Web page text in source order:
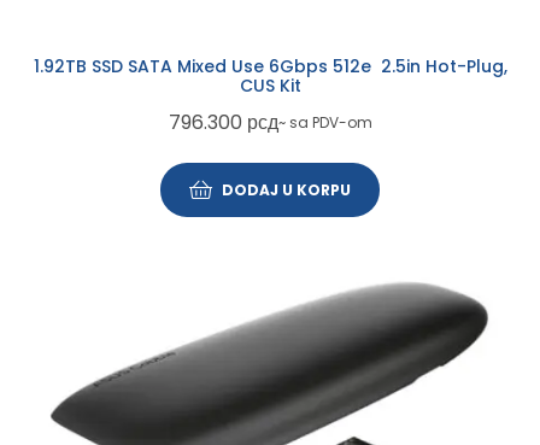
1.92TB SSD SATA Mixed Use 6Gbps 512e 2.5in Hot-Plug,
CUS Kit
796.300 рсд~ sa PDV-om
DODAJ U KORPU